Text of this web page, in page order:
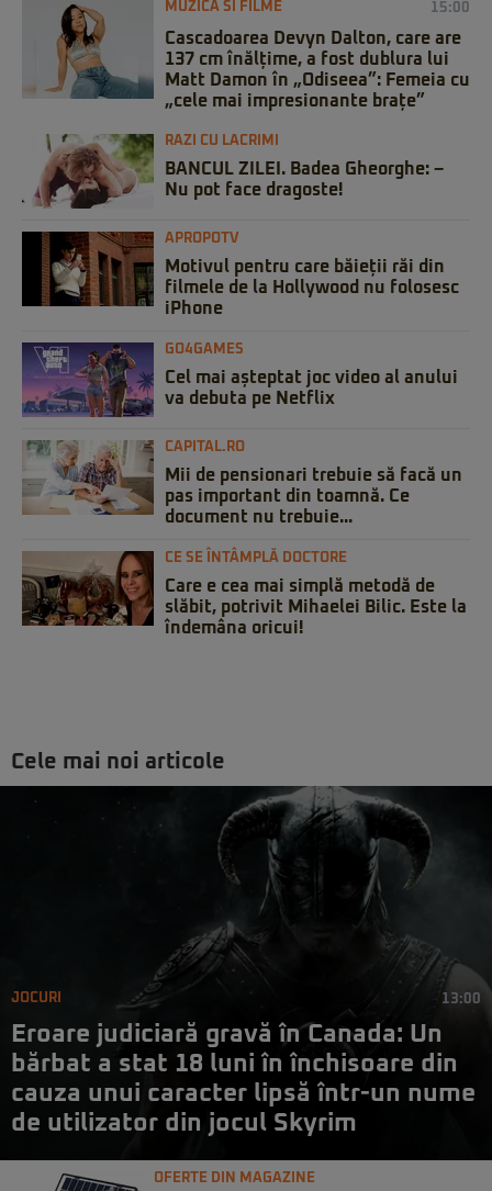
MUZICA SI FILME 15:00
Cascadoarea Devyn Dalton, care are
137 cm înălțime, a fost dublura lui
Matt Damon în „Odiseea”: Femeia cu
„cele mai impresionante brațe”
RAZI CU LACRIMI
BANCUL ZILEI. Badea Gheorghe: –
Nu pot face dragoste!
APROPOTV
Motivul pentru care băieții răi din
filmele de la Hollywood nu folosesc
iPhone
GO4GAMES
Cel mai așteptat joc video al anului
va debuta pe Netflix
CAPITAL.RO
Mii de pensionari trebuie să facă un
pas important din toamnă. Ce
document nu trebuie...
CE SE ÎNTÂMPLĂ DOCTORE
Care e cea mai simplă metodă de
slăbit, potrivit Mihaelei Bilic. Este la
îndemâna oricui!
Cele mai noi articole
JOCURI 13:00
Eroare judiciară gravă în Canada: Un
bărbat a stat 18 luni în închisoare din
cauza unui caracter lipsă într-un nume
de utilizator din jocul Skyrim
OFERTE DIN MAGAZINE